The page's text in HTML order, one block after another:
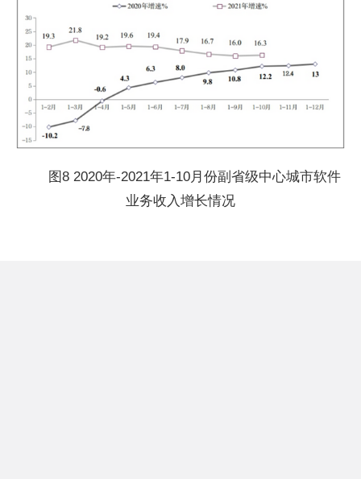
图8 2020年-2021年1-10月份副省级中心城市软件
业务收入增长情况